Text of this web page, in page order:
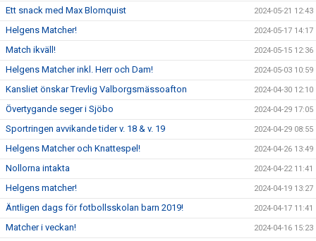
Ett snack med Max Blomquist 2024-05-21 12:43
Helgens Matcher! 2024-05-17 14:17
Match ikväll! 2024-05-15 12:36
Helgens Matcher inkl. Herr och Dam! 2024-05-03 10:59
Kansliet önskar Trevlig Valborgsmässoafton 2024-04-30 12:10
Övertygande seger i Sjöbo 2024-04-29 17:05
Sportringen avvikande tider v. 18 & v. 19 2024-04-29 08:55
Helgens Matcher och Knattespel! 2024-04-26 13:49
Nollorna intakta 2024-04-22 11:41
Helgens matcher! 2024-04-19 13:27
Äntligen dags för fotbollsskolan barn 2019! 2024-04-17 11:41
Matcher i veckan! 2024-04-16 15:23